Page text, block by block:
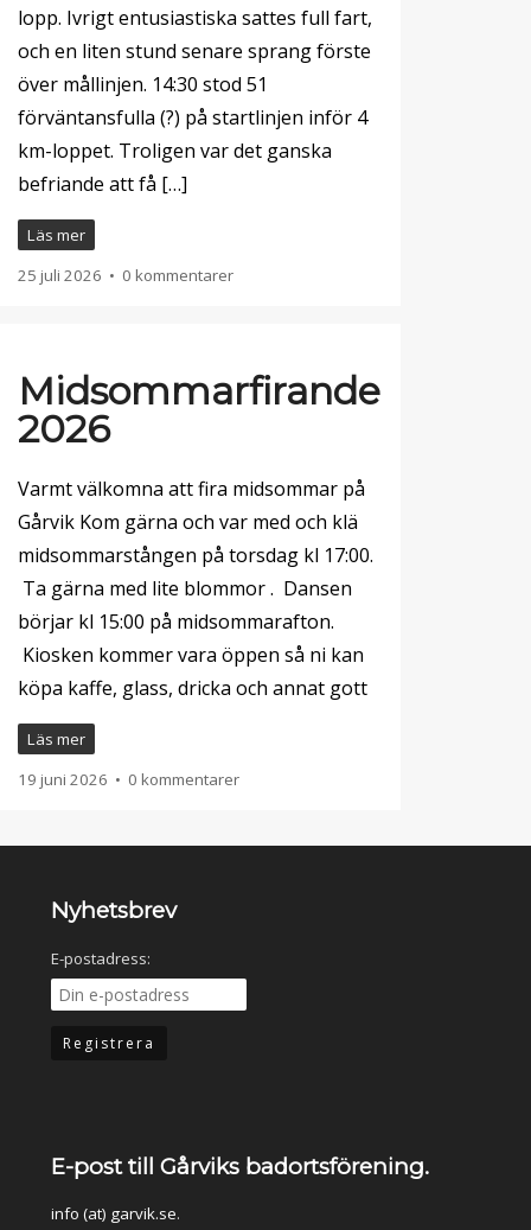
lopp. Ivrigt entusiastiska sattes full fart,
och en liten stund senare sprang förste
över mållinjen. 14:30 stod 51
förväntansfulla (?) på startlinjen inför 4
km-loppet. Troligen var det ganska
befriande att få […]
Läs mer
25 juli 2026 • 0 kommentarer
Midsommarfirande
2026
Varmt välkomna att fira midsommar på
Gårvik Kom gärna och var med och klä
midsommarstången på torsdag kl 17:00.
Ta gärna med lite blommor . Dansen
börjar kl 15:00 på midsommarafton.
Kiosken kommer vara öppen så ni kan
köpa kaffe, glass, dricka och annat gott
Läs mer
19 juni 2026 • 0 kommentarer
Nyhetsbrev
E-postadress:
E-post till Gårviks badortsförening.
info (at) garvik.se.